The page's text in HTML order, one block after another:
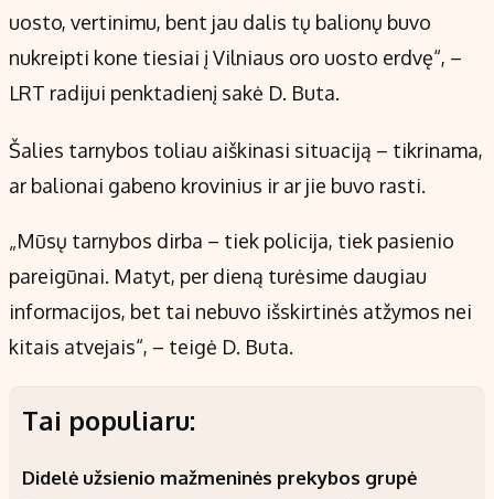
uosto, vertinimu, bent jau dalis tų balionų buvo
nukreipti kone tiesiai į Vilniaus oro uosto erdvę“, –
LRT radijui penktadienį sakė D. Buta.
Šalies tarnybos toliau aiškinasi situaciją – tikrinama,
ar balionai gabeno krovinius ir ar jie buvo rasti.
„Mūsų tarnybos dirba – tiek policija, tiek pasienio
pareigūnai. Matyt, per dieną turėsime daugiau
informacijos, bet tai nebuvo išskirtinės atžymos nei
kitais atvejais“, – teigė D. Buta.
Tai populiaru:
Didelė užsienio mažmeninės prekybos grupė